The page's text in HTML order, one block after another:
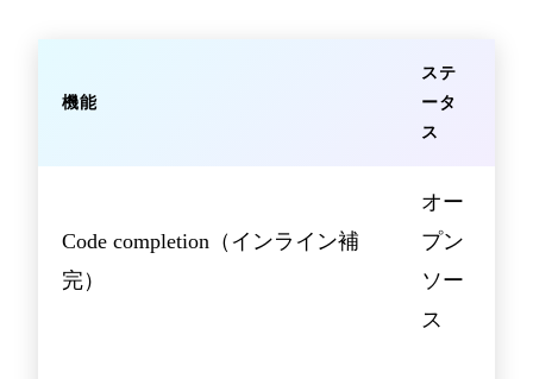
機能
ステ
ータ
ス
Code completion（インライン補
完）
オー
プン
ソー
ス